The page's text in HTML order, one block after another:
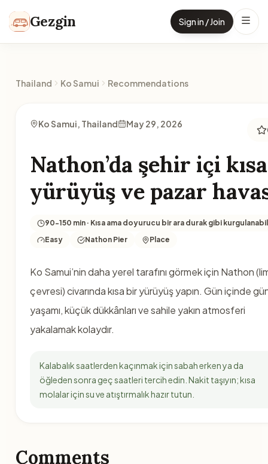
Gezgin Sign in / Join
Thailand Ko Samui Recommendations
Ko Samui, Thailand May 29, 2026
Nathon’da şehir içi kısa
yürüyüş ve pazar
90-150 min · Kısa ama doyurucu bir ara durak gibi
Easy
Nathon Pier Place
Ko Samui’nin daha yerel tarafını görmek için Nathon
çevresi) civarında kısa bir yürüyüş yapın. Gün içinde
yaşamı, küçük dükkânları ve sahile yakın atmosferi
yakalamak kolaydır.
Kalabalık saatlerden kaçınmak için sabah erken ya da
öğleden sonra geç saatleri tercih edin. Nakit taşıyın; kısa
molalar için su ve atıştırmalık hazır tutun.
Comments